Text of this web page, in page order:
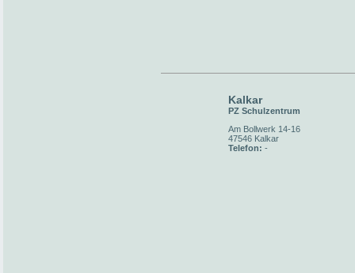
Kalkar
PZ Schulzentrum
Am Bollwerk 14-16
47546 Kalkar
Telefon: -